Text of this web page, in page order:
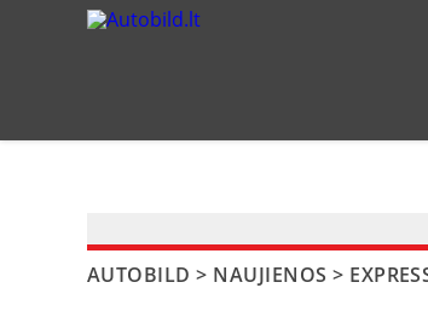
AUTOBILD > NAUJIENOS >